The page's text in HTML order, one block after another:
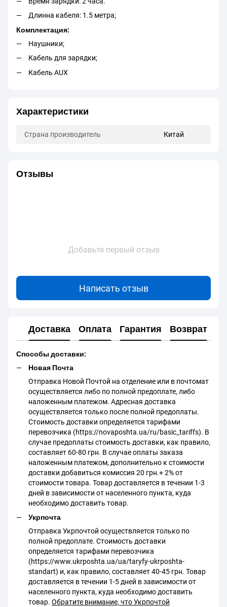
Длинна кабеля: 1.5 метра;
Комплектация:
Наушники;
Кабель для зарядки;
Кабель AUX
Характеристики
Страна производитель Китай
Отзывы
Добавьте первый отзыв
Написать отзыв
Доставка Оплата Гарантия Возврат
Способы доставки:
Новая Почта
Отправка Новой Почтой на отделение или в почтомат
осуществляется либо по полной предоплате, либо
наложенным платежом. Адресная доставка
осуществляется только после полной предоплаты.
Стоимость доставки определяется тарифами
перевозчика (https://novaposhta.ua/ru/basic_tariffs). В
случае предоплаты стоимость доставки, как правило,
составляет 60-80 грн. В случае оплаты заказа
наложенным платежом, дополнительно к стоимости
доставки добавиться комиссия 20 грн.+ 2% от
стоимости товара. Товар доставляется в течении 1-3
дней в зависимости от населенного пункта, куда
необходимо доставить товар.
Укрпочта
Отправка Укрпочтой осуществляется только по
полной предоплате. Стоимость доставки
определяется тарифами перевозчика
(https://www.ukrposhta.ua/ua/taryfy-ukrposhta-
standart) и, как правило, составляет 40-45 грн. Товар
доставляется в течении 1-5 дней в зависимости от
населенного пункта, куда необходимо доставить
товар. Обратите внимание, что Укрпочтой